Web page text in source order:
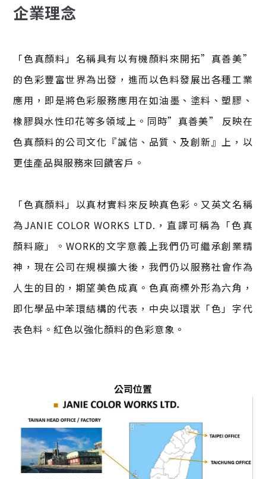
企業理念
「色真顏料」名稱具有以有機顏料來開拓”真善美”
的色彩豐富世界為出發，進而以色料發展出各種工業
應用，即是將色彩服務應用在如油墨、塗料、塑膠、
橡膠與水性印花等多領域上。同時”真善美” 反映在
色真顏料的公司文化『誠信、品質、及創新』上，以
更佳產品與服務來回饋客戶。
「色真顏料」以真材實料來反映真色彩。又英文名稱
為JANIE COLOR WORKS LTD.，直譯可稱為「色真
顏料廠」。WORK的文字意義上我們仍可繼承創業精
神，現在公司在規模擴大後，我們仍以服務社會作為
人生的目的，期望美色成真。色真商標外形為六角，
即化學品中苯環結構的代表，中央以環狀「色」字代
表色料。紅色以強化顏料的色彩意象。
公司位置